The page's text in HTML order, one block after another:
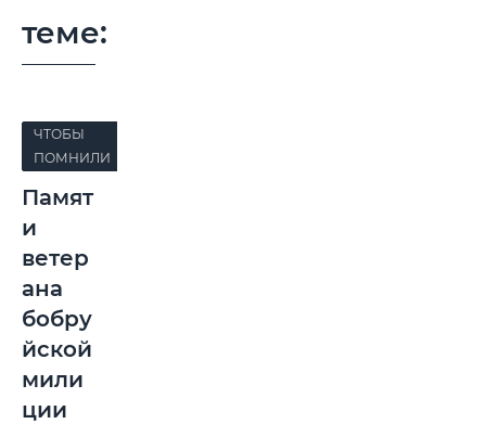
теме:
ЧТОБЫ
ПОМНИЛИ
Памят
и
ветер
ана
бобру
йской
мили
ции